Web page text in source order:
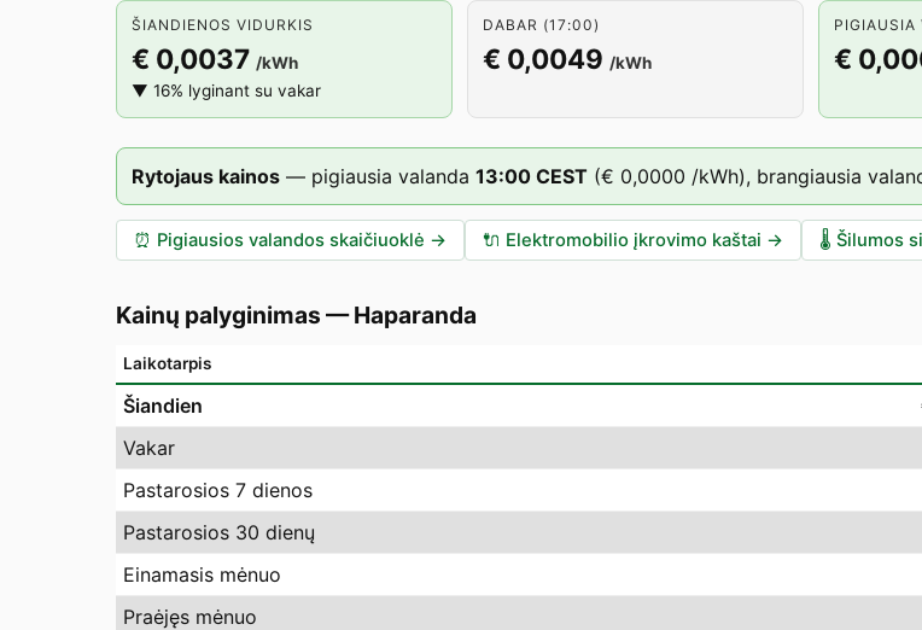
ŠIANDIENOS VIDURKIS
€ 0,0037 /kWh
▼ 16% lyginant su vakar
DABAR (17:00)
€ 0,0049 /kWh €
Rytojaus kainos — pigiausia valanda 13:00 CEST (€ 0,0000 /kWh), brangiausia
⏰ Pigiausios valandos skaičiuoklė → 🔌 Elektromobilio įkrovimo kaštai → 🌡️ Šilumos
Kainų palyginimas —Haparanda
Laikotarpis
Šiandien
Vakar
Pastarosios 7 dienos
Pastarosios 30 dienų
Einamasis mėnuo
Praėjęs mėnuo